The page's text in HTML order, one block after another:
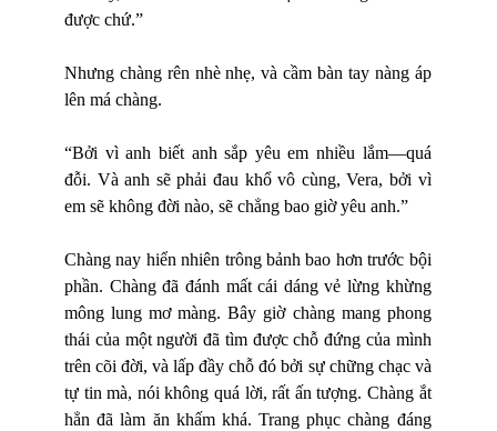
được chứ.”
Nhưng chàng rên nhè nhẹ, và cầm bàn tay nàng áp
lên má chàng.
“Bởi vì anh biết anh sắp yêu em nhiều lắm—quá
đỗi. Và anh sẽ phải đau khổ vô cùng, Vera, bởi vì
em sẽ không đời nào, sẽ chẳng bao giờ yêu anh.”
Chàng nay hiển nhiên trông bảnh bao hơn trước bội
phần. Chàng đã đánh mất cái dáng vẻ lừng khừng
mông lung mơ màng. Bây giờ chàng mang phong
thái của một người đã tìm được chỗ đứng của mình
trên cõi đời, và lấp đầy chỗ đó bởi sự chững chạc và
tự tin mà, nói không quá lời, rất ấn tượng. Chàng ắt
hẳn đã làm ăn khấm khá. Trang phục chàng đáng